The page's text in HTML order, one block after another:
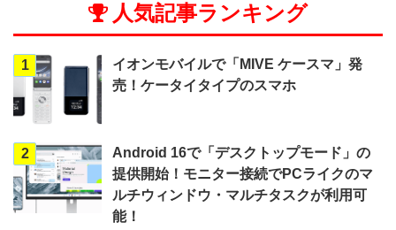
人気記事ランキング
1
イオンモバイルで「MIVE ケースマ」発
売！ケータイタイプのスマホ
2
Android 16で「デスクトップモード」の
提供開始！モニター接続でPCライクのマ
ルチウィンドウ・マルチタスクが利用可
能！